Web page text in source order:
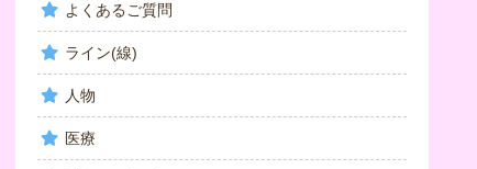
よくあるご質問
ライン(線)
人物
医療